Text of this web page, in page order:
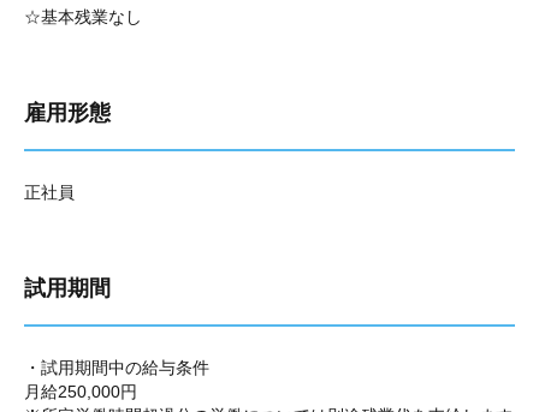
☆基本残業なし
雇用形態
正社員
試用期間
・試用期間中の給与条件
月給250,000円